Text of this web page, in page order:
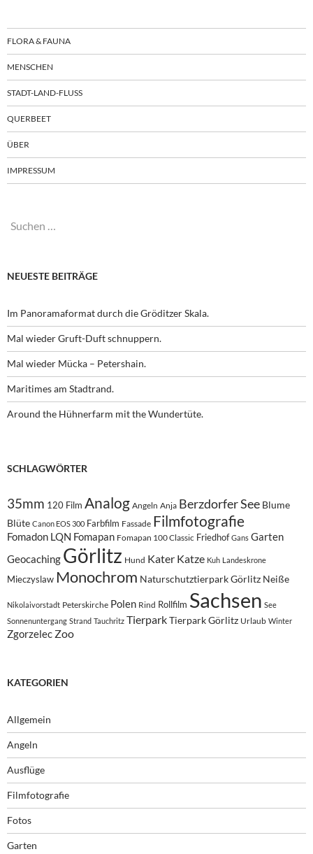
FLORA & FAUNA
MENSCHEN
STADT-LAND-FLUSS
QUERBEET
ÜBER
IMPRESSUM
Suchen
NEUESTE BEITRÄGE
Im Panoramaformat durch die Gröditzer Skala.
Mal wieder Gruft-Duft schnuppern.
Mal wieder Mücka – Petershain.
Maritimes am Stadtrand.
Around the Hühnerfarm mit the Wundertüte.
SCHLAGWÖRTER
35mm 120 Film Analog Angeln Anja Berzdorfer See Blume
Blüte Canon EOS 300 Farbfilm Fassade Filmfotografie
Fomadon LQN Fomapan Fomapan 100 Classic Friedhof Gans Garten
Geocaching Görlitz Hund Kater Katze Kuh Landeskrone
Mieczyslaw Monochrom Naturschutztierpark Görlitz Neiße
Nikolaivorstadt Peterskirche Polen Rind Rollfilm Sachsen See
Sonnenuntergang Strand Tauchritz TierparkTierpark Görlitz Urlaub Winter
Zgorzelec Zoo
KATEGORIEN
Allgemein
Angeln
Ausflüge
Filmfotografie
Fotos
Garten